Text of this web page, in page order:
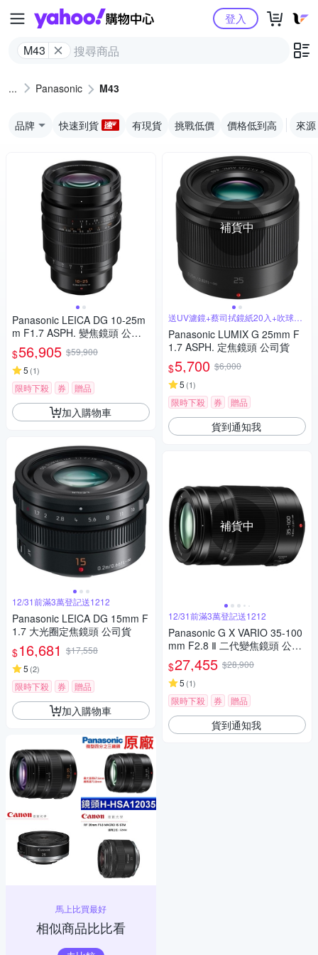
Yahoo購物中心
M43
登入
Panasonic M43
品牌 快速到貨 有現貨 挑戰低價 價格低到高 來源
Panasonic LEICA DG 10-25m
m F1.7 ASPH. 變焦鏡頭 公司
貨
$56,905 $59,900
5 (1)
限時下殺 券 贈品
加入購物車
12/31前滿3萬登記送1212
Panasonic LEICA DG 15mm F
1.7 大光圈定焦鏡頭 公司貨
$16,681 $17,558
5 (2)
限時下殺 券 贈品
加入購物車
馬上比買最好
相似商品比比看
補貨中
送UV濾鏡+蔡司拭鏡紙20入+吹球拭
筆組
Panasonic LUMIX G 25mm F
1.7 ASPH. 定焦鏡頭 公司貨
$5,700 $6,000
5 (1)
限時下殺 券 贈品
貨到通知我
補貨中
12/31前滿3萬登記送1212
Panasonic G X VARIO 35-100
mm F2.8 Ⅱ 二代變焦鏡頭 公司
貨
$27,455 $28,900
5 (1)
限時下殺 券 贈品
貨到通知我